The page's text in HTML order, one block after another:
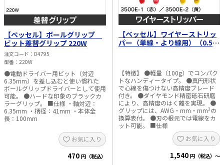
【ベッセル】ボールグリップ
ビット差替グリップ 220W
注文コード
D4795
型番
220W
●電動ドライバー用ビット（対辺
6.35mm）を差し込むと使い慣れた
ボールグリップドライバーとして使用
可能。 ●ハードな印象のブラックカ
ラーグリップ。 ■仕様 ・軸対辺：
6.35mm ・柄径：41mm ・本体全
長：100mm
お気に入り
470 円（税込）
【ベッセル】ワイヤーストリッ
パー（単線・より線用）（0.5～
【特徴】 ●軽量（100g）でコンパク
トなハンディータイプ。 ●真円形状
で心線を傷つけない高精度ブレード
付き。 ●ダイヤモンド精密砥石研磨
により、高精度のはく離を実現。 ●
グリップには、AWG・mm・mm²の
換算表付。 ●刃の根元では電線をカ
ット可能。 ■仕様
お気に入り
1,540 円（税込）～